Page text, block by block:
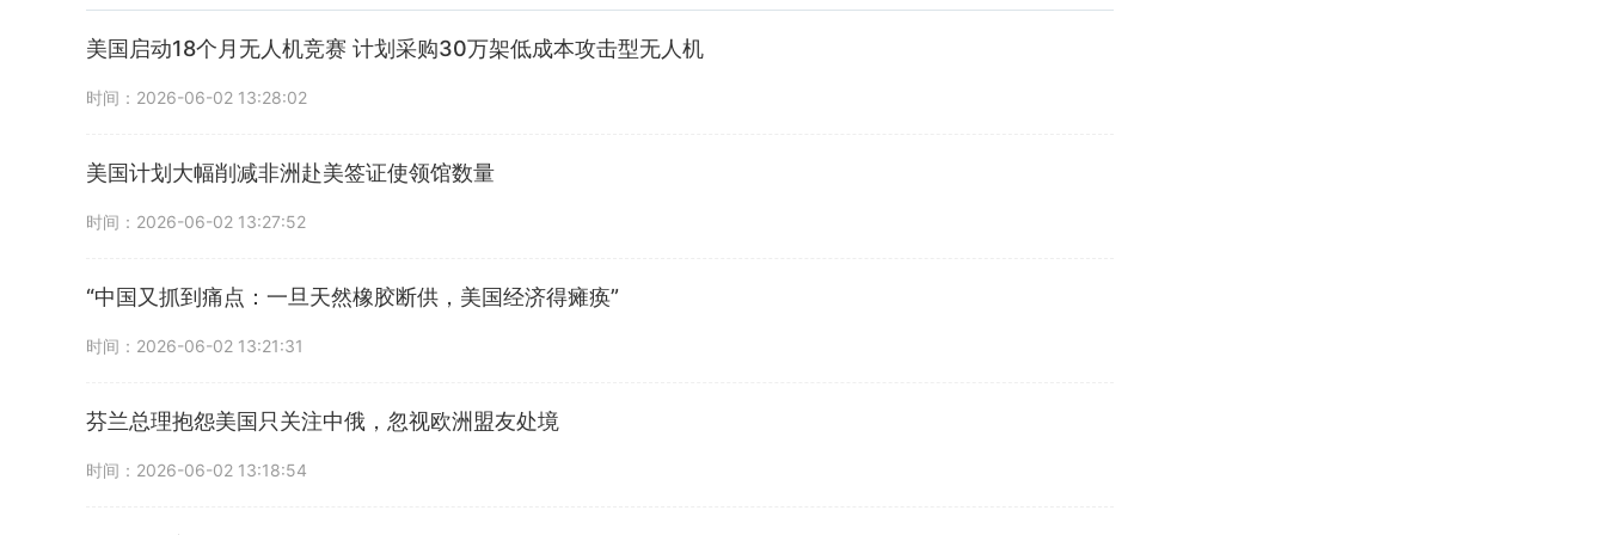
美国启动18个月无人机竞赛 计划采购30万架低成本攻击型无人机
时间：2026-06-02 13:28:02
美国计划大幅削减非洲赴美签证使领馆数量
时间：2026-06-02 13:27:52
“中国又抓到痛点：一旦天然橡胶断供，美国经济得瘫痪”
时间：2026-06-02 13:21:31
芬兰总理抱怨美国只关注中俄，忽视欧洲盟友处境
时间：2026-06-02 13:18:54